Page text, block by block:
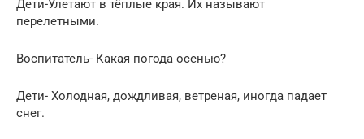
Дети-Улетают в тёплые края. Их называют
перелетными.
Воспитатель- Какая погода осенью?
Дети- Холодная, дождливая, ветреная, иногда падает
снег.